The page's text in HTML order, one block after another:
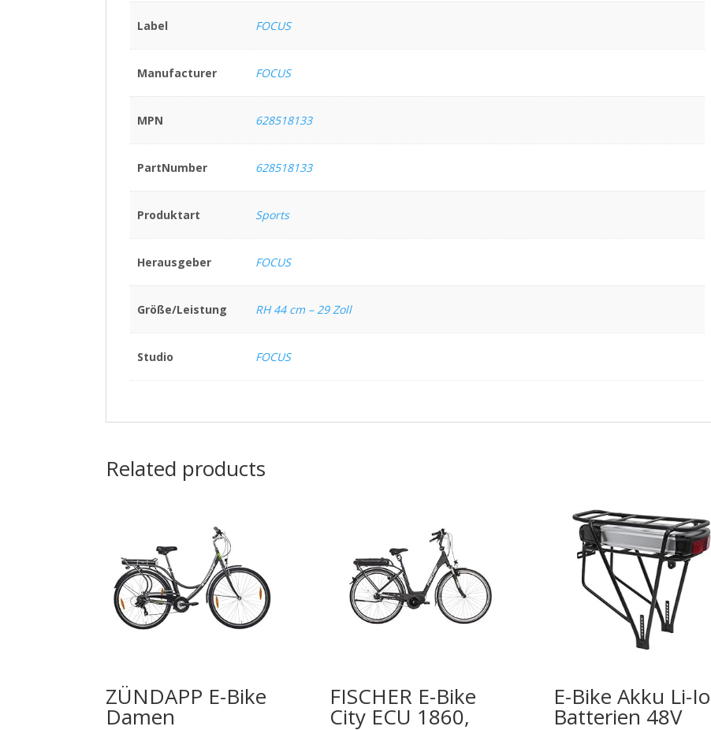
Label FOCUS
Manufacturer FOCUS
MPN 628518133
PartNumber 628518133
Produktart Sports
Herausgeber FOCUS
Größe/Leistung RH 44 cm – 29 Zoll
Studio FOCUS
Related products
ZÜNDAPP E-Bike
Damen
FISCHER E-Bike
City ECU 1860,
E-Bike Akku Li-
Batterien 48V